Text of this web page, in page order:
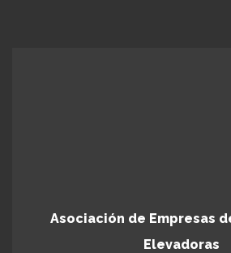
Asociación de Empresas
Elevadoras